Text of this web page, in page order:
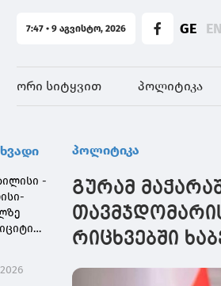
7:47 • 9 აგვისტო, 2026 GE EN
ორი სიტყვით პოლიტიკა
-
პოლიტიკა
გურამ
რიცხვებში